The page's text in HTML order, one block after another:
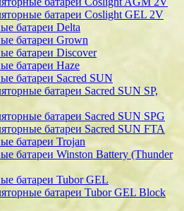
батареи Coslight GEL 2V
батареи Delta
батареи Grown
батареи Discover
батареи Haze
батареи Sacred SUN
батареи Sacred SUN SP,
батареи Sacred SUN SPG
батареи Sacred SUN FTA
батареи Trojan
батареи Winston Battery (Thunder
батареи Tubor GEL
батареи Tubor GEL Block